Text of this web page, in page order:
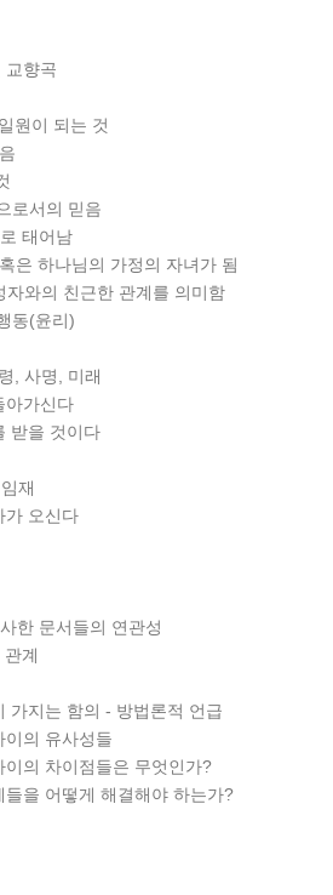
교향곡
원이 되는 것
로서의 믿음
태어남
은 하나님의 가정의 자녀가 됨
와의 친근한 관계를 의미함
동(윤리)
, 사명, 미래
아가신다
받을 것이다
재
가 오신다
한 문서들의 연관성
계
가지는 함의 - 방법론적 언급
의 유사성들
의 차이점들은 무엇인가?
을 어떻게 해결해야 하는가?